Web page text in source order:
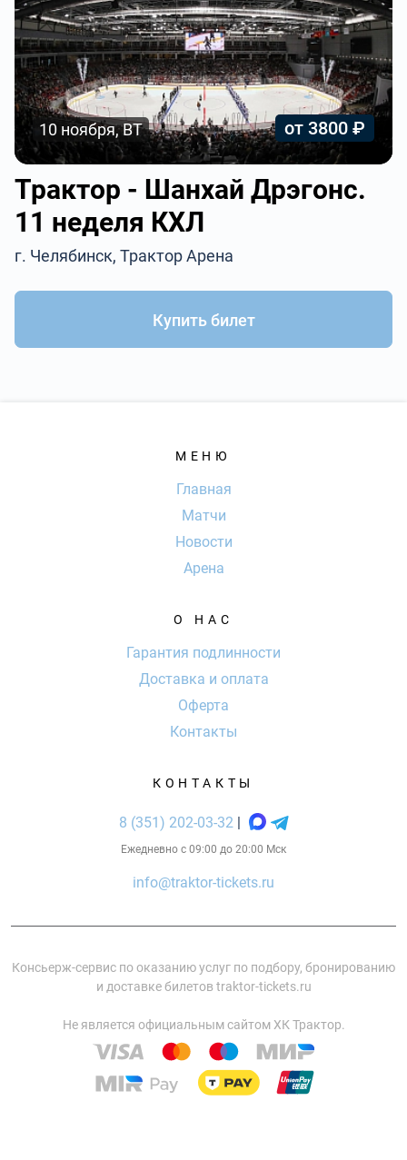
10 ноября, ВТ от 3800 ₽
Трактор - Шанхай Дрэгонс.
11 неделя КХЛ
г. Челябинск, Трактор Арена
Купить билет
МЕНЮ
Главная
Матчи
Новости
Арена
О НАС
Гарантия подлинности
Доставка и оплата
Оферта
Контакты
КОНТАКТЫ
8 (351) 202-03-32 |
Ежедневно с 09:00 до 20:00 Мск
info@traktor-tickets.ru
Консьерж-сервис по оказанию услуг по подбору, бронированию
и доставке билетов traktor-tickets.ru
Не является официальным сайтом ХК Трактор.